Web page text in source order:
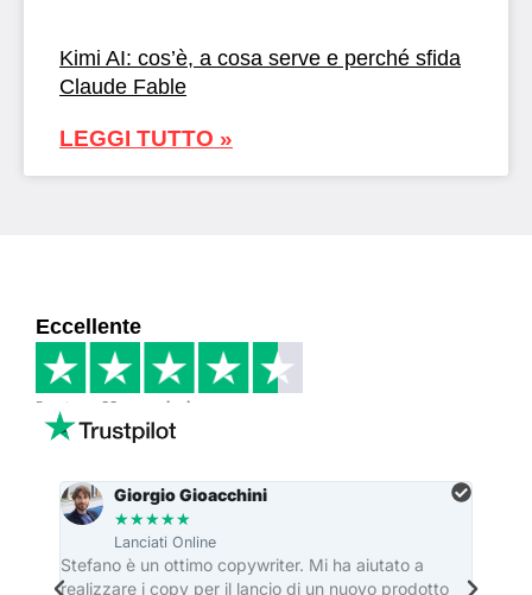
Kimi AI: cos’è, a cosa serve e perché sfida
Claude Fable
LEGGI TUTTO »
Eccellente
Basato su 33 recensioni
Giorgio Gioacchini
★★★★★
Lanciati Online
Stefano è un ottimo copywriter. Mi ha aiutato a
realizzare i copy per il lancio di un nuovo prodotto